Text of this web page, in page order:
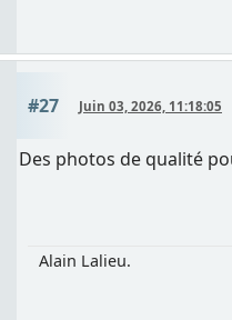
#27 Juin 03, 2026, 11:18:05
Des photos de qualité
Alain Lalieu.